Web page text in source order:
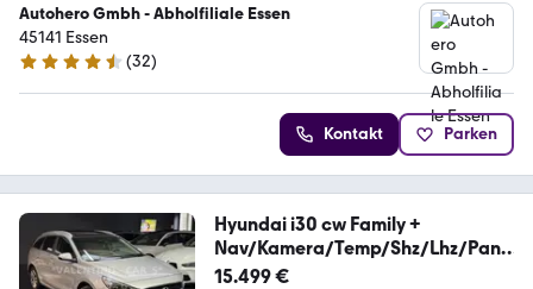
Autohero Gmbh - Abholfiliale Essen
45141 Essen
4.7 Sterne
(32)
Kontakt Parken
Hyundai i30 cw Family +
Nav/Kamera/Temp/Shz/Lhz/Pano
/Led
15.499 €